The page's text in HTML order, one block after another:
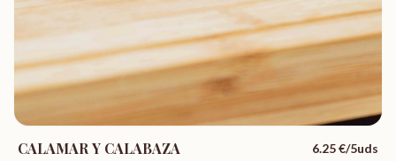
CALAMAR Y CALABAZA 6.25€/5uds